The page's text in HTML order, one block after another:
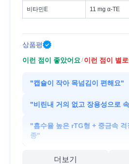
비타민E 11 mg α-TE
상품평
이런 점이 좋았어요 / 이런 점이 별
"캡슐이 작아 목넘김이 편해요"
"비린내 거의 없고 장용성으로
"흡수율 높은 rTG형 + 중금속 걱
종"
더보기